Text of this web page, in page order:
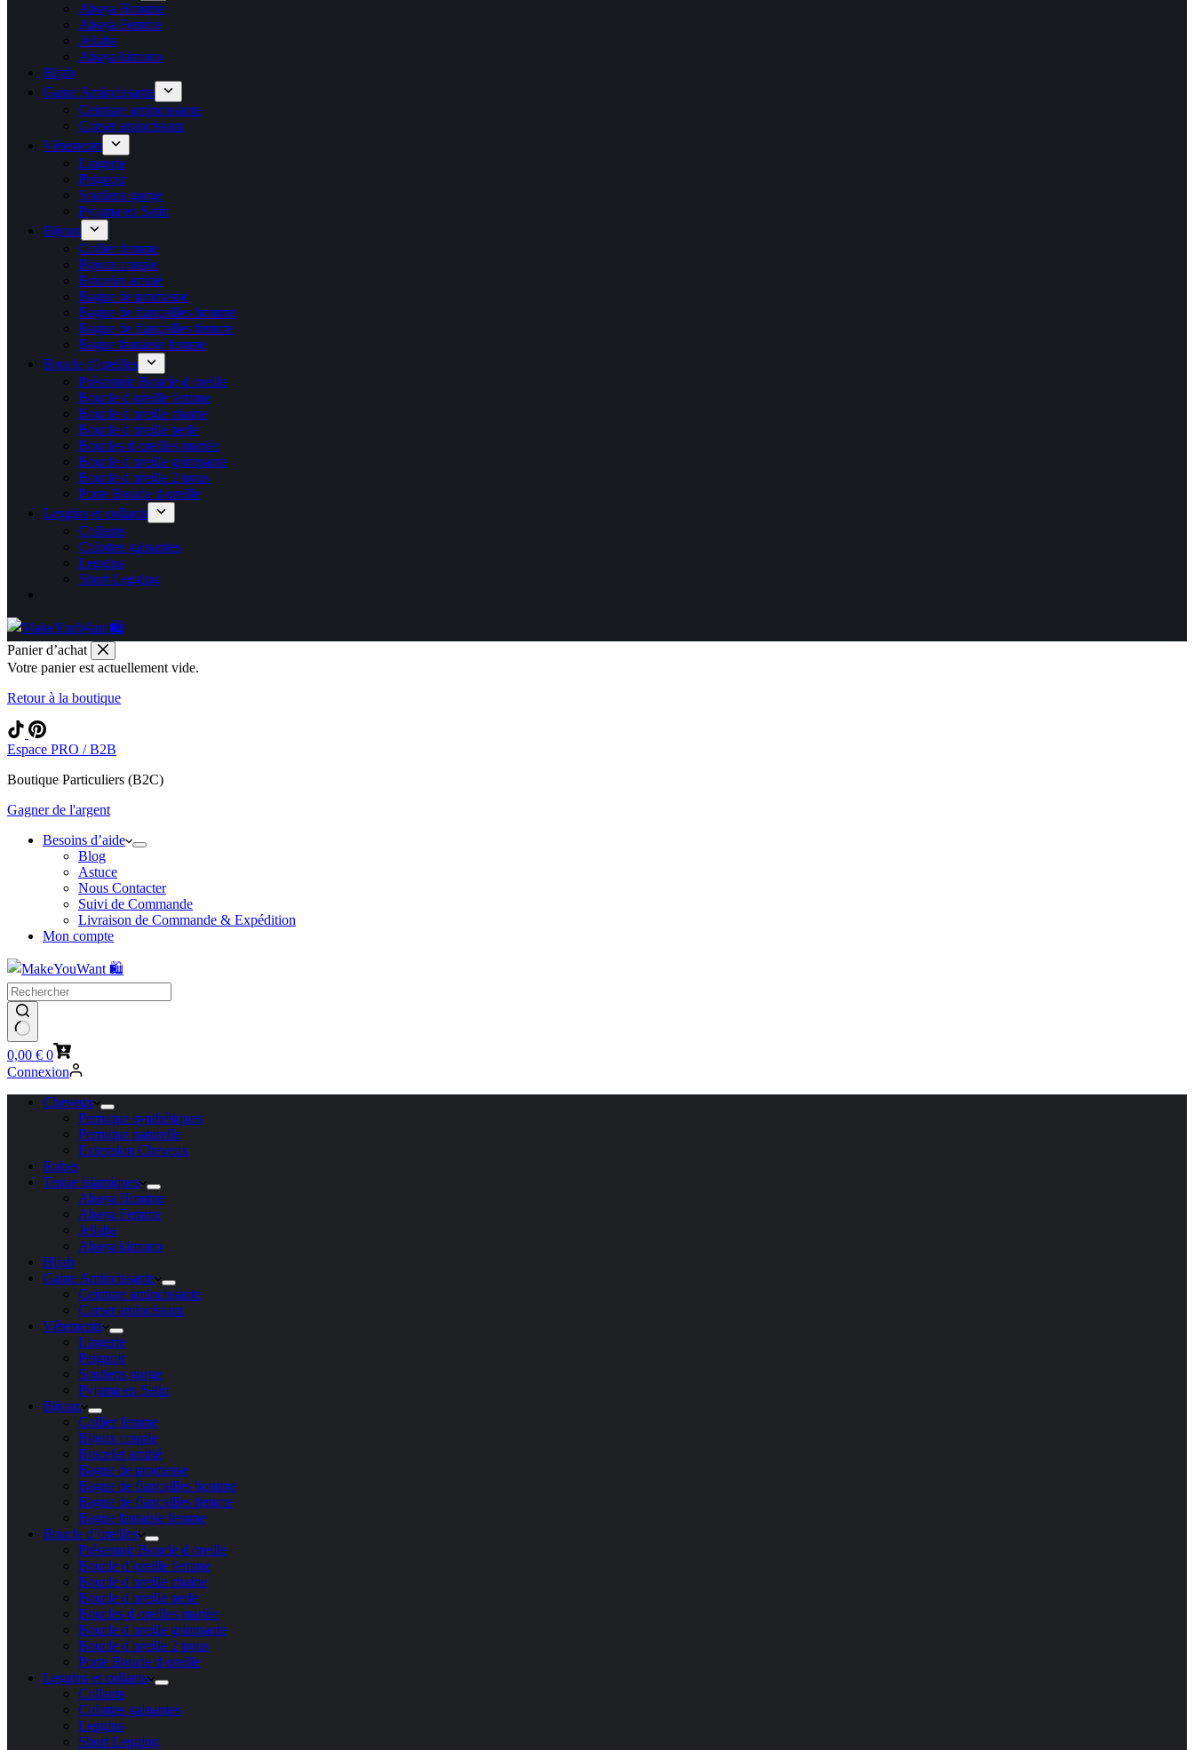
Abaya Homme
Abaya Femme
Jellaba
Abaya kimono
Hijab
Gaine Amincissante
Ceinture amincissante
Corset amincissant
Vêtements
Lingerie
Peignoir
Soutiens gorge
Pyjama en Satin
Bijoux
Collier femme
Bijoux couple
Bracelet amitié
Bague de promesse
Bague de fiançailles homme
Bague de fiançailles femme
Bague fantaisie femme
Boucle d’oreilles
Présentoir Boucle d oreille
Boucle d’oreille femme
Boucle d oreille chaine
Boucle d oreille perle
Boucles d oreilles mariée
Boucle d oreille grimpante
Boucle d oreille 2 trous
Porte Boucle d oreille
Leggins et collants
Collants
Culottes gainantes
Leggins
Short Legging
Panier d’achat
Votre panier est actuellement vide.
Retour à la boutique
Espace PRO / B2B
Boutique Particuliers (B2C)
Gagner de l'argent
Besoins d’aide
Blog
Astuce
Nous Contacter
Suivi de Commande
Livraison de Commande & Expédition
Mon compte
Panier
d’achat
0,00 € 0
Connexion
Cheveux
Perruque synthétiques
Perruque naturelle
Extension Cheveux
Robes
Tenue islamiques
Abaya Homme
Abaya Femme
Jellaba
Abaya kimono
Hijab
Gaine Amincissante
Ceinture amincissante
Corset amincissant
Vêtements
Lingerie
Peignoir
Soutiens gorge
Pyjama en Satin
Bijoux
Collier femme
Bijoux couple
Bracelet amitié
Bague de promesse
Bague de fiançailles homme
Bague de fiançailles femme
Bague fantaisie femme
Boucle d’oreilles
Présentoir Boucle d oreille
Boucle d’oreille femme
Boucle d oreille chaine
Boucle d oreille perle
Boucles d oreilles mariée
Boucle d oreille grimpante
Boucle d oreille 2 trous
Porte Boucle d oreille
Leggins et collants
Collants
Culottes gainantes
Leggins
Short Legging